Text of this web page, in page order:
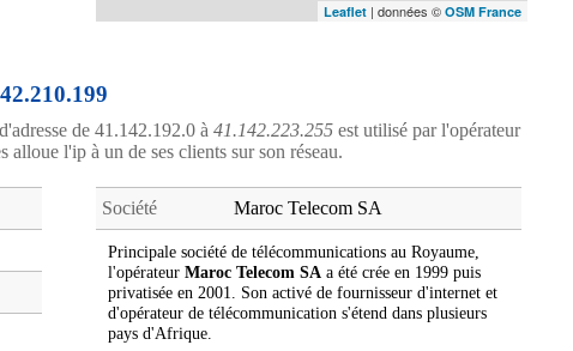
Leaflet | données © OSM France
de 41.142.192.0 à 41.142.223.255 est utilisé par l'opérateur
alloue l'ip à un de ses clients sur son réseau.
Société Maroc Telecom SA
Principale société de télécommunications au Royaume,
l'opérateur Maroc Telecom SA a été crée en 1999 puis
privatisée en 2001. Son activé de fournisseur d'internet et
d'opérateur de télécommunication s'étend dans plusieurs
pays d'Afrique.